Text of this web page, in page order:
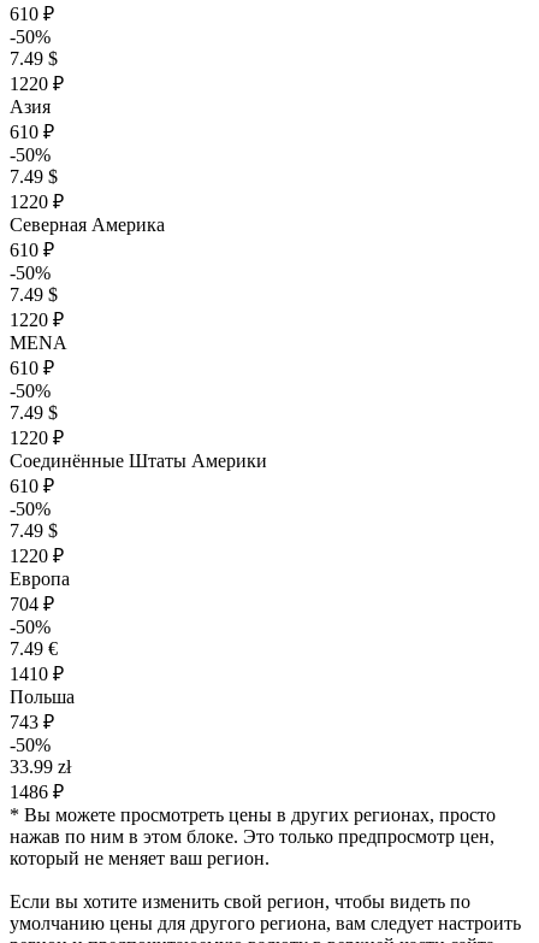
610 ₽
-50%
7.49 $
1220 ₽
Азия
610 ₽
-50%
7.49 $
1220 ₽
Северная Америка
610 ₽
-50%
7.49 $
1220 ₽
MENA
610 ₽
-50%
7.49 $
1220 ₽
Соединённые Штаты Америки
610 ₽
-50%
7.49 $
1220 ₽
Европа
704 ₽
-50%
7.49 €
1410 ₽
Польша
743 ₽
-50%
33.99 zł
1486 ₽
* Вы можете просмотреть цены в других регионах, просто
нажав по ним в этом блоке. Это только предпросмотр цен,
который не меняет ваш регион.
Если вы хотите изменить свой регион, чтобы видеть по
умолчанию цены для другого региона, вам следует настроить